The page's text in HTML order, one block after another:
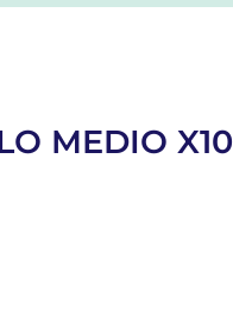
MEDIO X10